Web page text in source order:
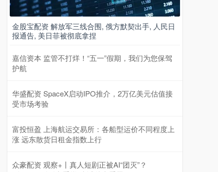
金股宝配资 解放军三线合围, 俄方默契出手, 人民日
报通告, 美日菲被彻底拿捏
嘉信资本 监管不打烊！“五一”假期，我们为您保驾
护航
华盛配资 SpaceX启动IPO推介，2万亿美元估值接
受市场考验
富投恒盈 上海航运交易所：各船型运价不同程度上
涨 远东散货日租金指数上行
众豪配资 观察+丨真人短剧正被AI“团灭”？